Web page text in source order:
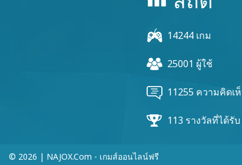
14244 เกม
25001 ผู้ใช้
11255 ความคิดเ
113 รางวัลที่ได้รับ
© 2026 | NAJOX.com - เกมส์ออนไลน์ฟรี